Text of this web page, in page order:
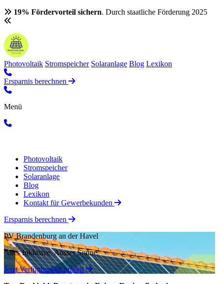
19% Fördervorteil sichern. Durch staatliche Förderung 2025
Photovoltaik Stromspeicher Solaranlage Blog Lexikon
Ersparnis berechnen
Menü
Photovoltaik
Stromspeicher
Solaranlage
Blog
Lexikon
Kontakt für Gewerbekunden
Ersparnis berechnen
PV Brandenburg an der Havel
Alles Inklusive.Ausser Sonne.
Jetzt Verfügbarkeit prüfen